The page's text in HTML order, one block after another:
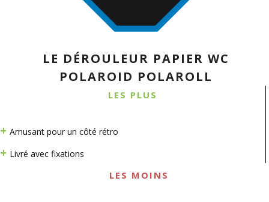
LE DÉROULEUR PAPIER WC
POLAROID POLAROLL
LES PLUS
Amusant pour un côté rétro
Livré avec fixations
LES MOINS